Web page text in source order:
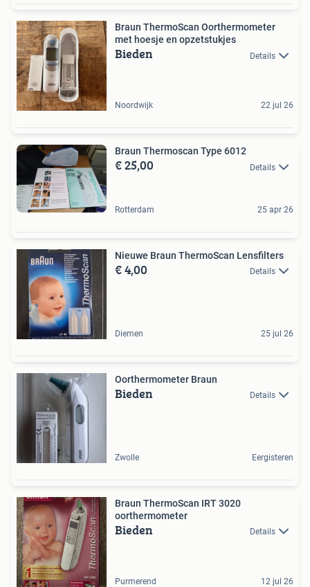
Braun ThermoScan Oorthermometer
met hoesje en opzetstukjes
Bieden Details
Noordwijk 22 jul 26
Braun Thermoscan Type 6012
€ 25,00 Details
Rotterdam 25 apr 26
Nieuwe Braun ThermoScan Lensfilters
€ 4,00 Details
Diemen 25 jul 26
Oorthermometer Braun
Bieden Details
Zwolle Eergisteren
Braun ThermoScan IRT 3020
oorthermometer
Bieden Details
Purmerend 12 jul 26